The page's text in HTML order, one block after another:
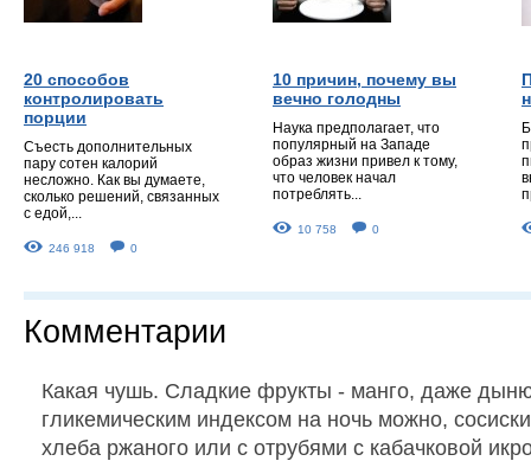
20 способов
контролировать
порции
Съесть дополнительных
пару сотен калорий
несложно. Как вы думаете,
сколько решений, связанных
с едой,...
246 918 0
10 причин, почему вы
вечно голодны
Наука предполагает, что
популярный на Западе
образ жизни привел к тому,
что человек начал
потреблять...
10 758 0
Комментарии
Какая чушь. Сладкие фрукты - манго, даже
гликемическим индексом на ночь можно,
хлеба ржаного или с отрубями с кабачковой